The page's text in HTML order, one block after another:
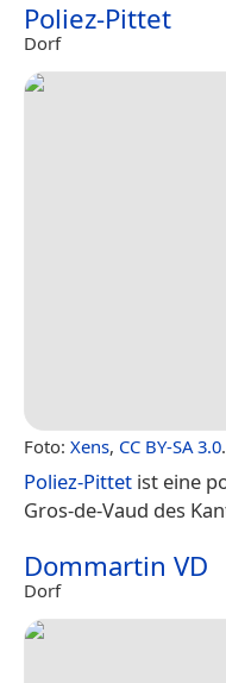
Poliez-Pittet
Dorf
Foto: Xens, CC BY-SA 3.0.
Poliez-Pittet ist eine
Gros-de-Vaud des
Dommartin VD
Dorf